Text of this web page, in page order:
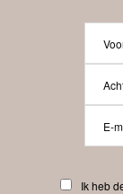
Ik heb